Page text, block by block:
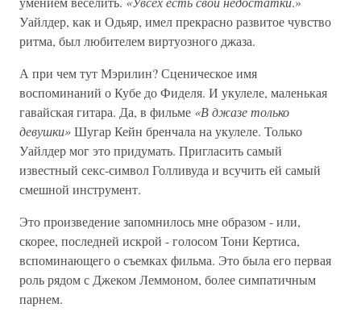
Уайлдер, как и Одьяр, имел прекрасно развитое чувство
ритма, был любителем виртуозного джаза.
А при чем тут Мэрилин? Сценическое имя
воспоминаний о Кубе до Фиделя. И укулеле, маленькая
гавайская гитара. Да, в фильме «В джазе только
девушки»Шугар Кейн бренчала на укулеле. Только
Уайлдер мог это придумать. Пригласить самый
известный секс-символ Голливуда и всучить ей самый
смешной инструмент.
Это произведение запомнилось мне образом - или,
скорее, последней искрой - голосом Тони Кертиса,
вспоминающего о съемках фильма. Это была его первая
роль рядом с Джеком Леммоном, более симпатичным
парнем.